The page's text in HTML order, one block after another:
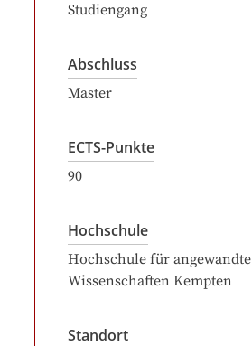
Studiengang
Abschluss
Master
ECTS-Punkte
90
Hochschule
Hochschule für angewandte
Wissenschaften Kempten
Standort